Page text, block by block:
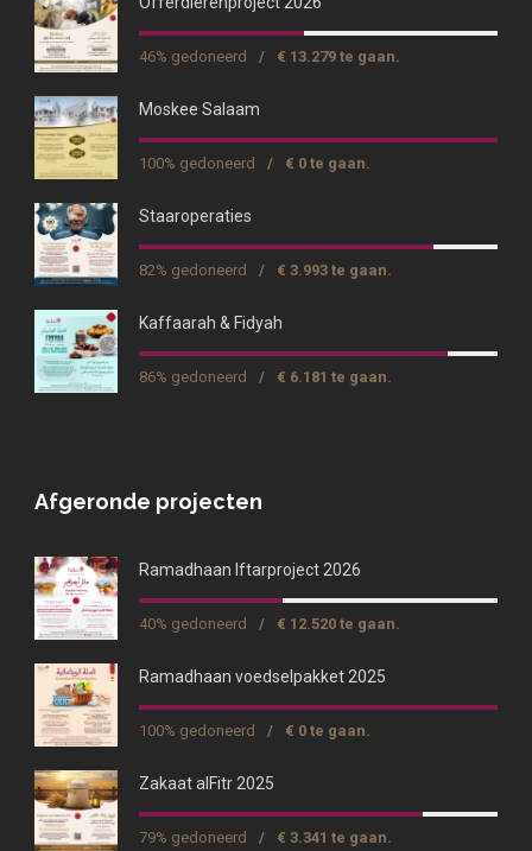
46% gedoneerd / € 13.279 te gaan.
Moskee Salaam
100% gedoneerd / € 0 te gaan.
Staaroperaties
82% gedoneerd / € 3.993 te gaan.
Kaffaarah & Fidyah
86% gedoneerd / € 6.181 te gaan.
Afgeronde projecten
Ramadhaan Iftarproject 2026
40% gedoneerd / € 12.520 te gaan.
Ramadhaan voedselpakket 2025
100% gedoneerd / € 0 te gaan.
Zakaat alFitr 2025
79% gedoneerd / € 3.341 te gaan.